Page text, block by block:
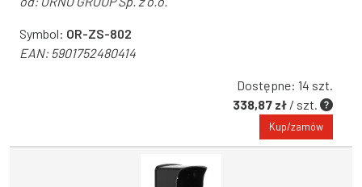
Symbol: OR-ZS-802
EAN:5901752480414
Dostępne: 14 szt.
338,87 zł / szt.
Kup/zamów